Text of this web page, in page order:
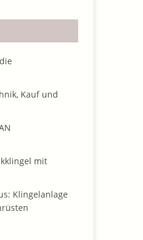
Kauf und
mit
Klingelanlage